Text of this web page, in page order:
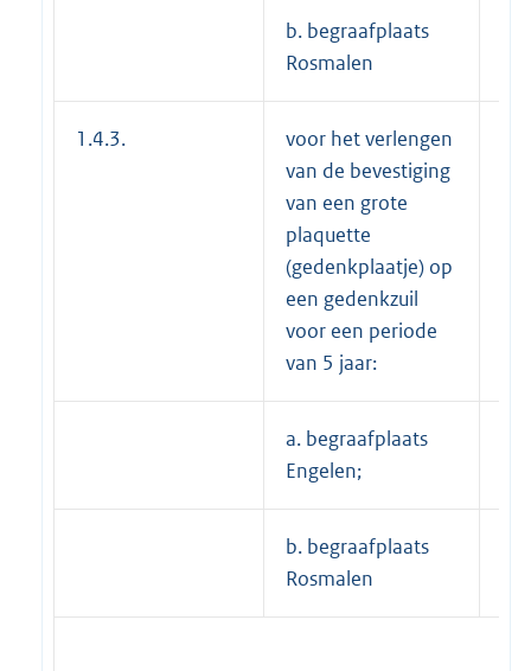
b. begraafplaats
Rosmalen
1.4.3.
voor het verlengen
van de bevestiging
van een grote
plaquette
(gedenkplaatje) op
een gedenkzuil
voor een periode
van 5 jaar:
a. begraafplaats
Engelen;
b. begraafplaats
Rosmalen